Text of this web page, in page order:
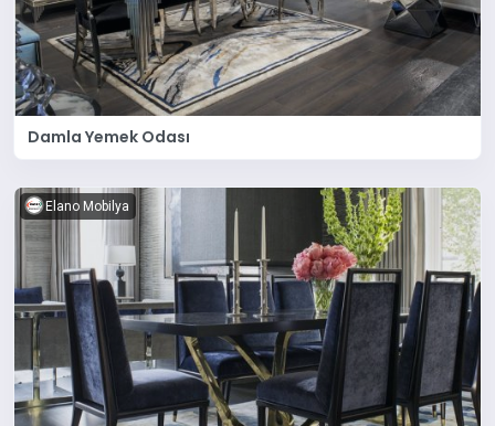
Damla Yemek Odası
Elano Mobilya